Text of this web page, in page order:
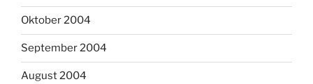
Oktober 2004
September 2004
August 2004